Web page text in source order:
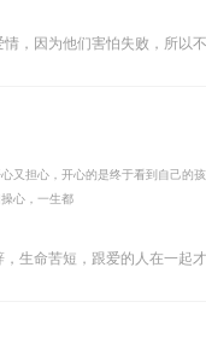
，因为他们害怕失败，所以
又担心，开心的是终于看到自己的
心，一生都
生命苦短，跟爱的人在一起